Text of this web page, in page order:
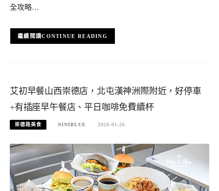
全攻略…
CONTINUE READING
艾初早餐山西崇德店，北屯漢神洲際附近，好停車
+有插座早午餐店、平日咖啡免費續杯
崇德路美食 NINIBLUE 2026-01-26